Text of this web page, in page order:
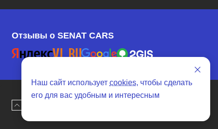
Отзывы о SENAT CARS
Наш сайт использует cookies, чтобы сделать
его для вас удобным и интересным